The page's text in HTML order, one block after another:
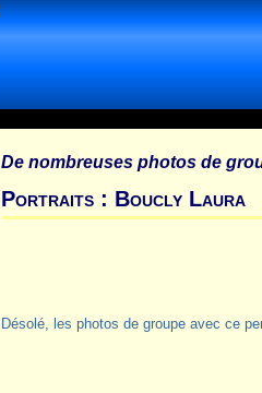
De nombreuses photos de
Portraits : Boucly Laura
Désolé, les photos de groupe avec ce